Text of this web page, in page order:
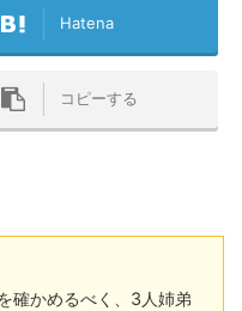
Hatena
コピーする
確かめるべく、3人姉弟